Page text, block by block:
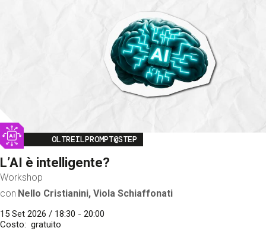
Image
OLTREILPROMPT@STEP
L’AI è intelligente?
Workshop
con Nello Cristianini, Viola Schiaffonati
15 Set 2026 / 18:30 - 20:00
Costo
gratuito